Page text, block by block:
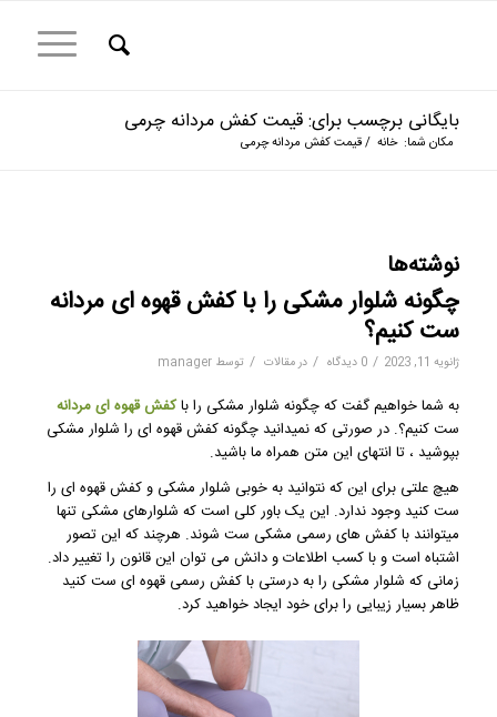
بایگانی برچسب برای: قیمت کفش مردانه چرمی
مکان شما: خانه /قیمت کفش مردانه چرمی
نوشته‌ها
چگونه شلوار مشکی را با کفش قهوه ای مردانه
ست کنیم؟
ژانویه 11, 2023 / 0 دیدگاه / درمقالات / توسط manager
به شما خواهیم گفت که چگونه شلوار مشکی را باکفش قهوه ای مردانه
ست کنیم؟. در صورتی که نمیدانید چگونه کفش قهوه ای را شلوار مشکی
بپوشید ، تا انتهای این متن همراه ما باشید.
هیچ علتی برای این که نتوانید به خوبی شلوار مشکی و کفش قهوه ای را
ست کنید وجود ندارد. این یک باور کلی است که شلوارهای مشکی تنها
میتوانند با کفش های رسمی مشکی ست شوند. هرچند که این تصور
اشتباه است و با کسب اطلاعات و دانش می توان این قانون را تغییر داد.
زمانی که شلوار مشکی را به درستی با کفش رسمی قهوه ای ست کنید
ظاهر بسیار زیبایی را برای خود ایجاد خواهید کرد.